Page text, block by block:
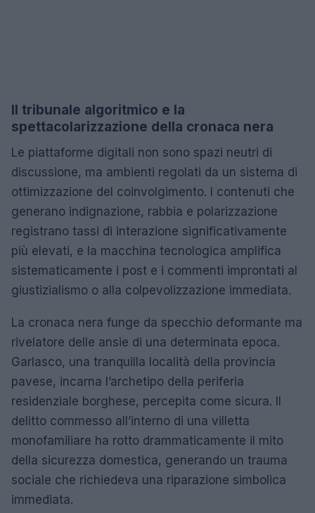
Il tribunale algoritmico e la
spettacolarizzazione della cronaca nera
Le piattaforme digitali non sono spazi neutri di
discussione, ma ambienti regolati da un sistema di
ottimizzazione del coinvolgimento. I contenuti che
generano indignazione, rabbia e polarizzazione
registrano tassi di interazione significativamente
più elevati, e la macchina tecnologica amplifica
sistematicamente i post e i commenti improntati al
giustizialismo o alla colpevolizzazione immediata.
La cronaca nera funge da specchio deformante ma
rivelatore delle ansie di una determinata epoca.
Garlasco, una tranquilla località della provincia
pavese, incarna l’archetipo della periferia
residenziale borghese, percepita come sicura. Il
delitto commesso all’interno di una villetta
monofamiliare ha rotto drammaticamente il mito
della sicurezza domestica, generando un trauma
sociale che richiedeva una riparazione simbolica
immediata.